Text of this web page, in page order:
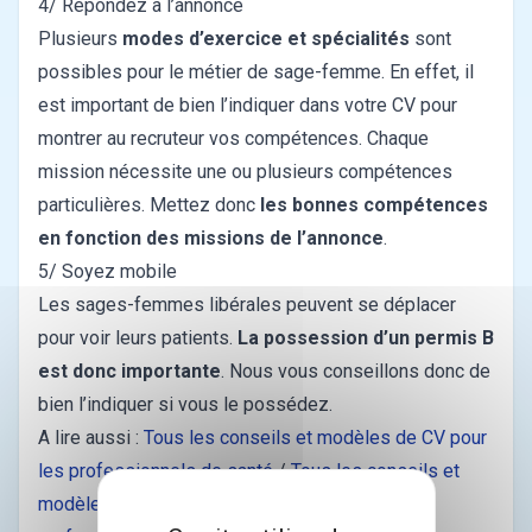
4/ Répondez à l’annonce
Plusieurs modes d’exercice et spécialités sont
possibles pour le métier de sage-femme. En effet, il
est important de bien l’indiquer dans votre CV pour
montrer au recruteur vos compétences. Chaque
mission nécessite une ou plusieurs compétences
particulières. Mettez donc les bonnes compétences
en fonction des missions de l’annonce.
5/ Soyez mobile
Les sages-femmes libérales peuvent se déplacer
pour voir leurs patients. La possession d’un permis B
est donc importante. Nous vous conseillons donc de
bien l’indiquer si vous le possédez.
A lire aussi : Tous les conseils et modèles de CV pour
les professionnels de santé/Tous les conseils et
modèles de lettres de motivation pour les